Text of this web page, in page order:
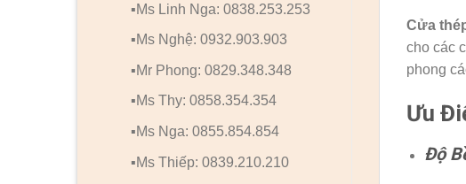
▪️Ms Linh Nga: 0838.253.253
▪️Ms Nghệ: 0932.903.903
▪️Mr Phong: 0829.348.348
▪️Ms Thy: 0858.354.354
▪️Ms Nga: 0855.854.854
▪️Ms Thiếp: 0839.210.210
Cửa
cho các
phong
Ưu
Độ